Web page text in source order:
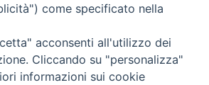
come specificato nella
acconsenti all'utilizzo dei
Cliccando su "personalizza"
informazioni sui cookie